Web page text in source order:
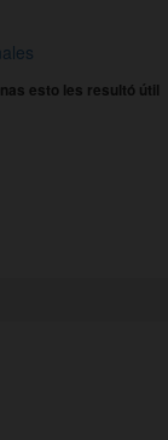
esto les resultó útil